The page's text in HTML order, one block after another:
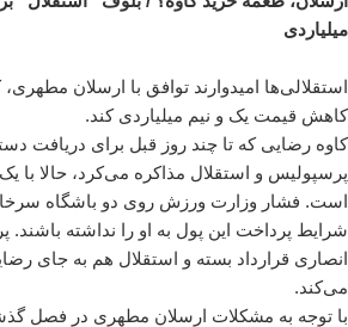
میلیاردی
استقلالی‌ها امیدوارند توافق با ارسلان
کاهش قیمت یک و نیم میلیاردی کند.
کاوه رضایی که تا چند روز قبل برای دریافت
پرسپولیس و استقلال مذاکره می‌کرد، حالا با
است. فشار وزارت ورزش روی دو باشگاه
شرایط پرداخت این پول به او را نداشته
انصاری قرارداد بسته و استقلال هم به جای
می‌کند.
با توجه به مشکلات ارسلان مطهری در فصل